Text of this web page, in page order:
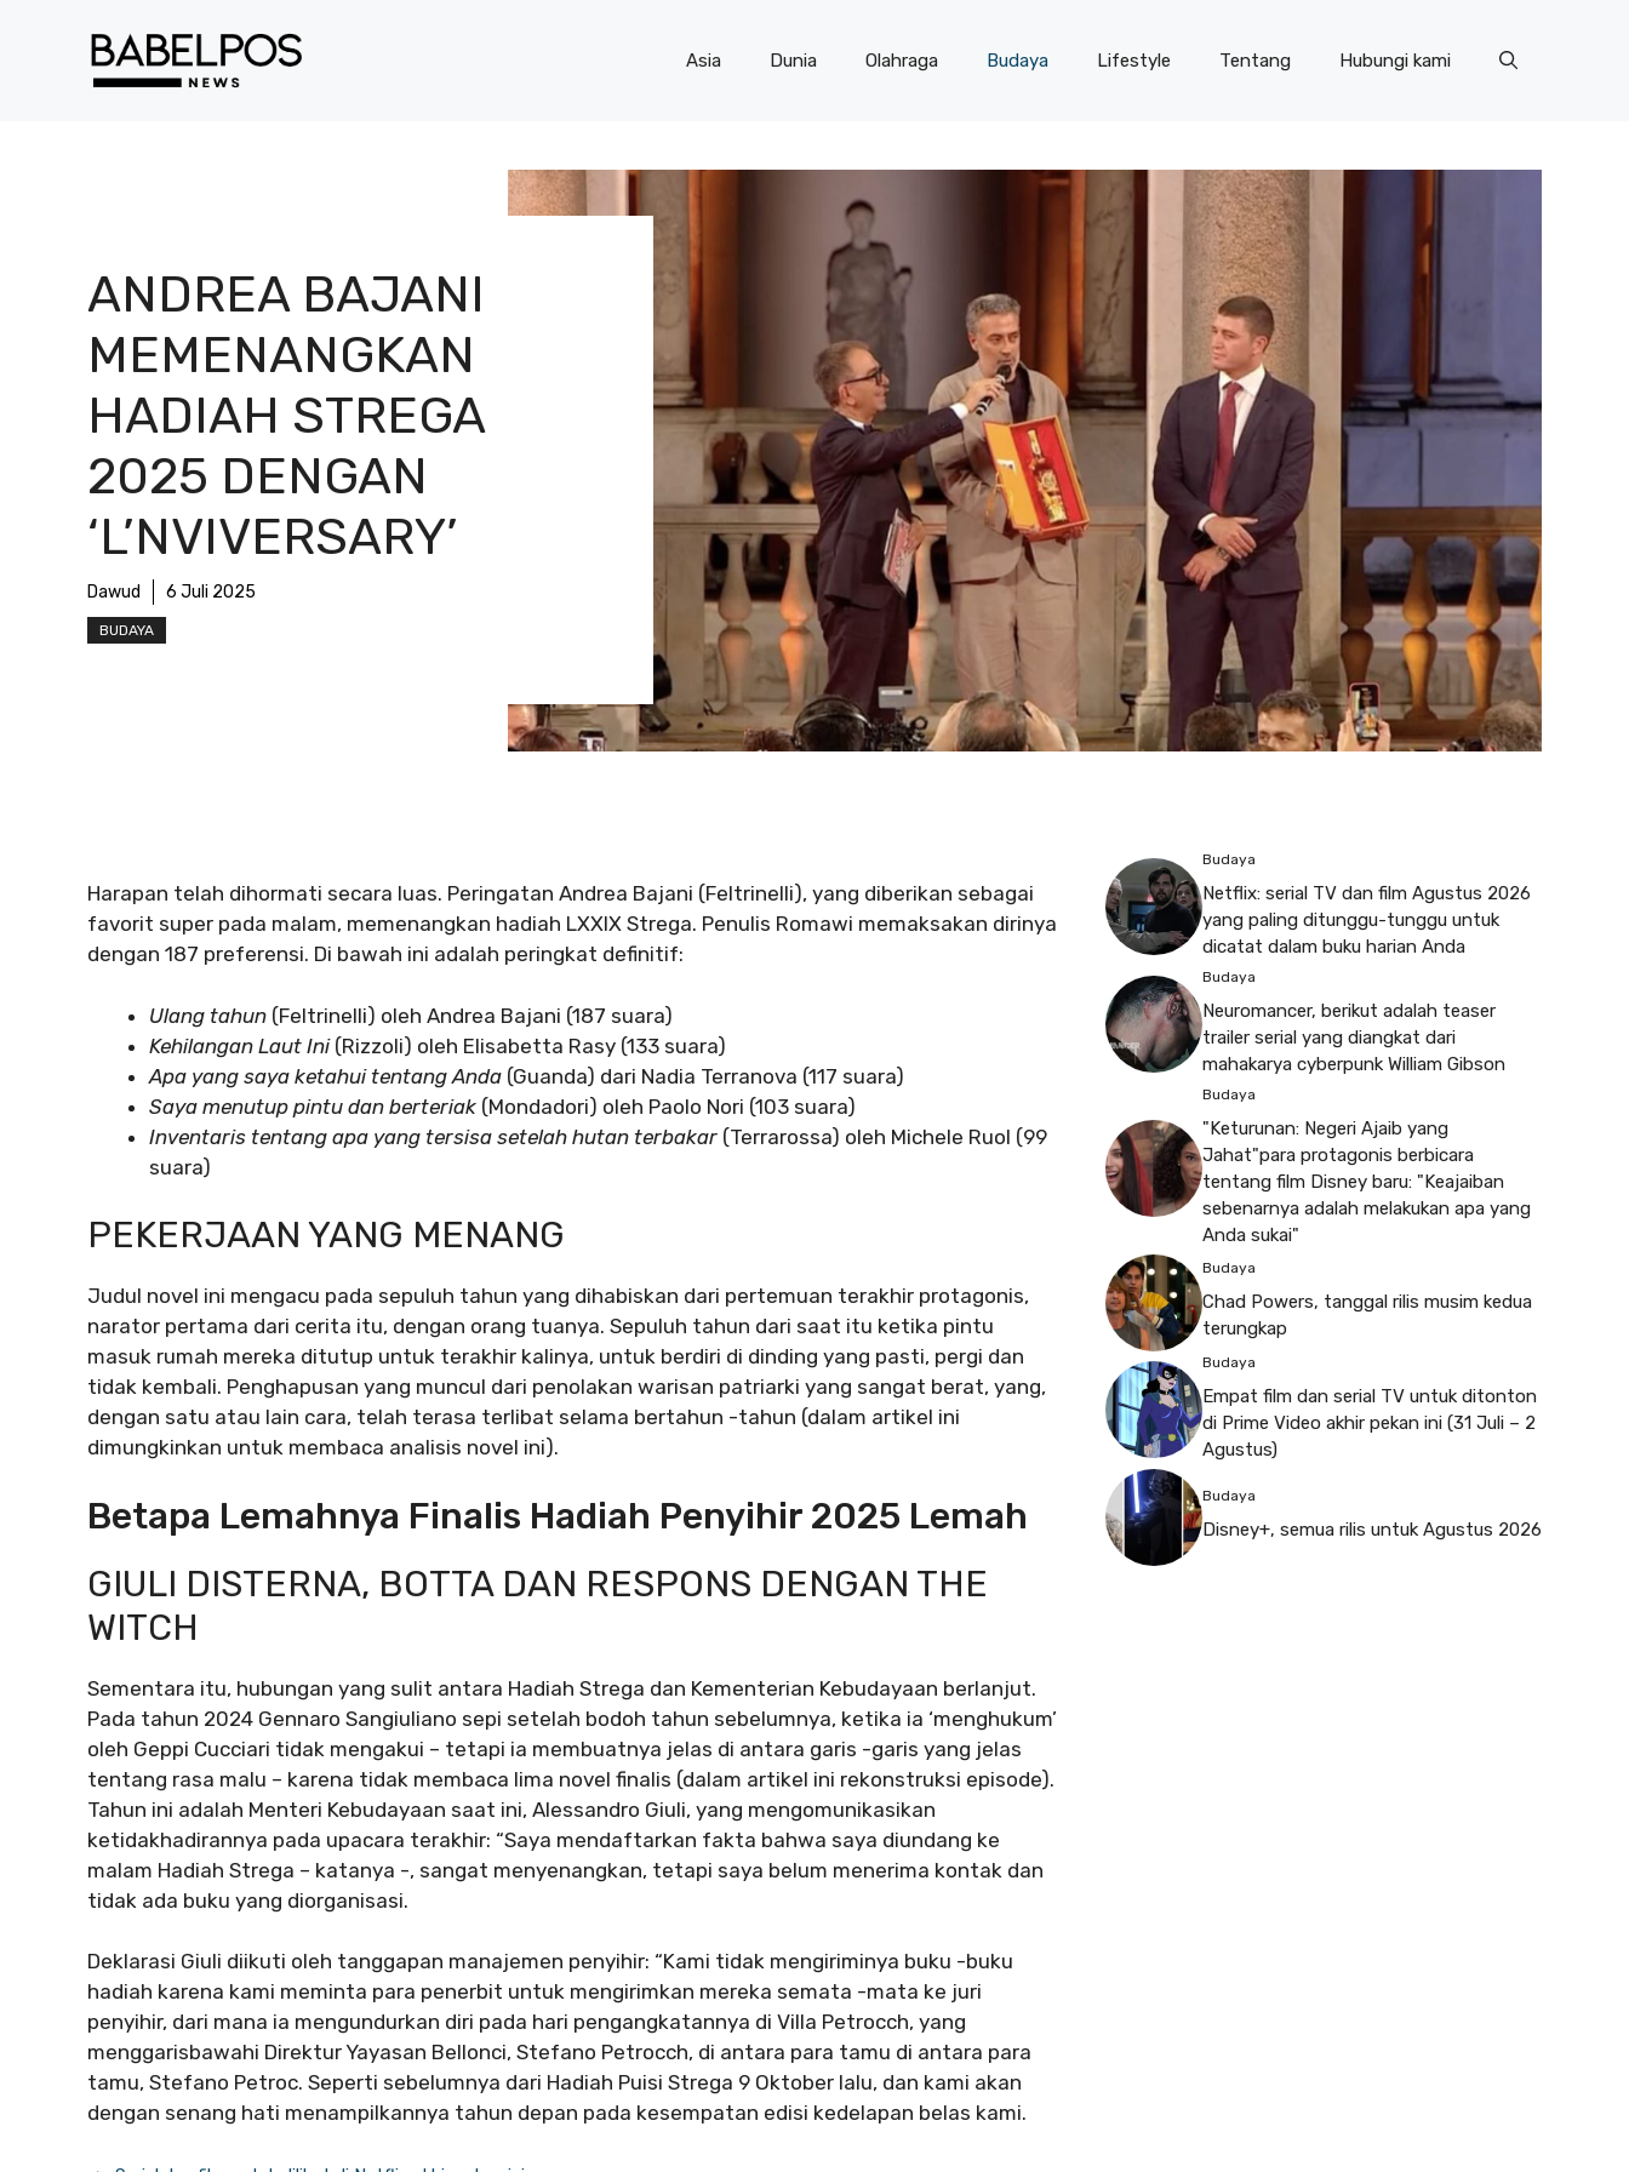
Asia Dunia Olahraga Budaya Lifestyle Tentang Hubungi kami
ANDREA BAJANI
MEMENANGKAN
HADIAH STREGA
2025 DENGAN
‘L’NVIVERSARY’
Dawud 6 Juli 2025
BUDAYA
Harapan telah dihormati secara luas. Peringatan Andrea Bajani (Feltrinelli), yang diberikan sebagai
favorit super pada malam, memenangkan hadiah LXXIX Strega. Penulis Romawi memaksakan dirinya
dengan 187 preferensi. Di bawah ini adalah peringkat definitif:
Ulang tahun (Feltrinelli) oleh Andrea Bajani (187 suara)
Kehilangan Laut Ini(Rizzoli) oleh Elisabetta Rasy (133 suara)
Apa yang saya ketahui tentang Anda (Guanda) dari Nadia Terranova (117 suara)
Saya menutup pintu dan berteriak (Mondadori) oleh Paolo Nori (103 suara)
Inventaris tentang apa yang tersisa setelah hutan terbakar (Terrarossa) oleh Michele Ruol (99
suara)
PEKERJAAN YANG MENANG
Judul novel ini mengacu pada sepuluh tahun yang dihabiskan dari pertemuan terakhir protagonis,
narator pertama dari cerita itu, dengan orang tuanya. Sepuluh tahun dari saat itu ketika pintu
masuk rumah mereka ditutup untuk terakhir kalinya, untuk berdiri di dinding yang pasti, pergi dan
tidak kembali. Penghapusan yang muncul dari penolakan warisan patriarki yang sangat berat, yang,
dengan satu atau lain cara, telah terasa terlibat selama bertahun -tahun (dalam artikel ini
dimungkinkan untuk membaca analisis novel ini).
Betapa Lemahnya Finalis Hadiah Penyihir 2025 Lemah
GIULI DISTERNA, BOTTA DAN RESPONS DENGAN THE
WITCH
Sementara itu, hubungan yang sulit antara Hadiah Strega dan Kementerian Kebudayaan berlanjut.
Pada tahun 2024 Gennaro Sangiuliano sepi setelah bodoh tahun sebelumnya, ketika ia ‘menghukum’
oleh Geppi Cucciari tidak mengakui – tetapi ia membuatnya jelas di antara garis -garis yang jelas
tentang rasa malu – karena tidak membaca lima novel finalis (dalam artikel ini rekonstruksi episode).
Tahun ini adalah Menteri Kebudayaan saat ini, Alessandro Giuli, yang mengomunikasikan
ketidakhadirannya pada upacara terakhir: “Saya mendaftarkan fakta bahwa saya diundang ke
malam Hadiah Strega – katanya -, sangat menyenangkan, tetapi saya belum menerima kontak dan
tidak ada buku yang diorganisasi.
Deklarasi Giuli diikuti oleh tanggapan manajemen penyihir: “Kami tidak mengiriminya buku -buku
hadiah karena kami meminta para penerbit untuk mengirimkan mereka semata -mata ke juri
penyihir, dari mana ia mengundurkan diri pada hari pengangkatannya di Villa Petrocch, yang
menggarisbawahi Direktur Yayasan Bellonci, Stefano Petrocch, di antara para tamu di antara para
tamu, Stefano Petroc. Seperti sebelumnya dari Hadiah Puisi Strega 9 Oktober lalu, dan kami akan
dengan senang hati menampilkannya tahun depan pada kesempatan edisi kedelapan belas kami.
Budaya
Netflix: serial TV dan film Agustus 2026
yang paling ditunggu-tunggu untuk
dicatat dalam buku harian Anda
Budaya
Neuromancer, berikut adalah teaser
trailer serial yang diangkat dari
mahakarya cyberpunk William Gibson
Budaya
"Keturunan: Negeri Ajaib yang
Jahat"para protagonis berbicara
tentang film Disney baru: "Keajaiban
sebenarnya adalah melakukan apa yang
Anda sukai"
Budaya
Chad Powers, tanggal rilis musim kedua
terungkap
Budaya
Empat film dan serial TV untuk ditonton
di Prime Video akhir pekan ini (31 Juli – 2
Agustus)
Budaya
Disney+, semua rilis untuk Agustus 2026